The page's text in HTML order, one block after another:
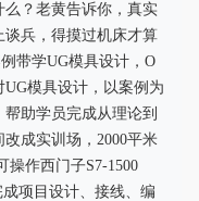
？老黄告诉你，真实
兵，得摸过机床才算
带学UG模具设计，O
模具设计，以案例为
助学员完成从理论到
成实训场，2000平米
操作西门子S7-1500
项目设计、接线、编